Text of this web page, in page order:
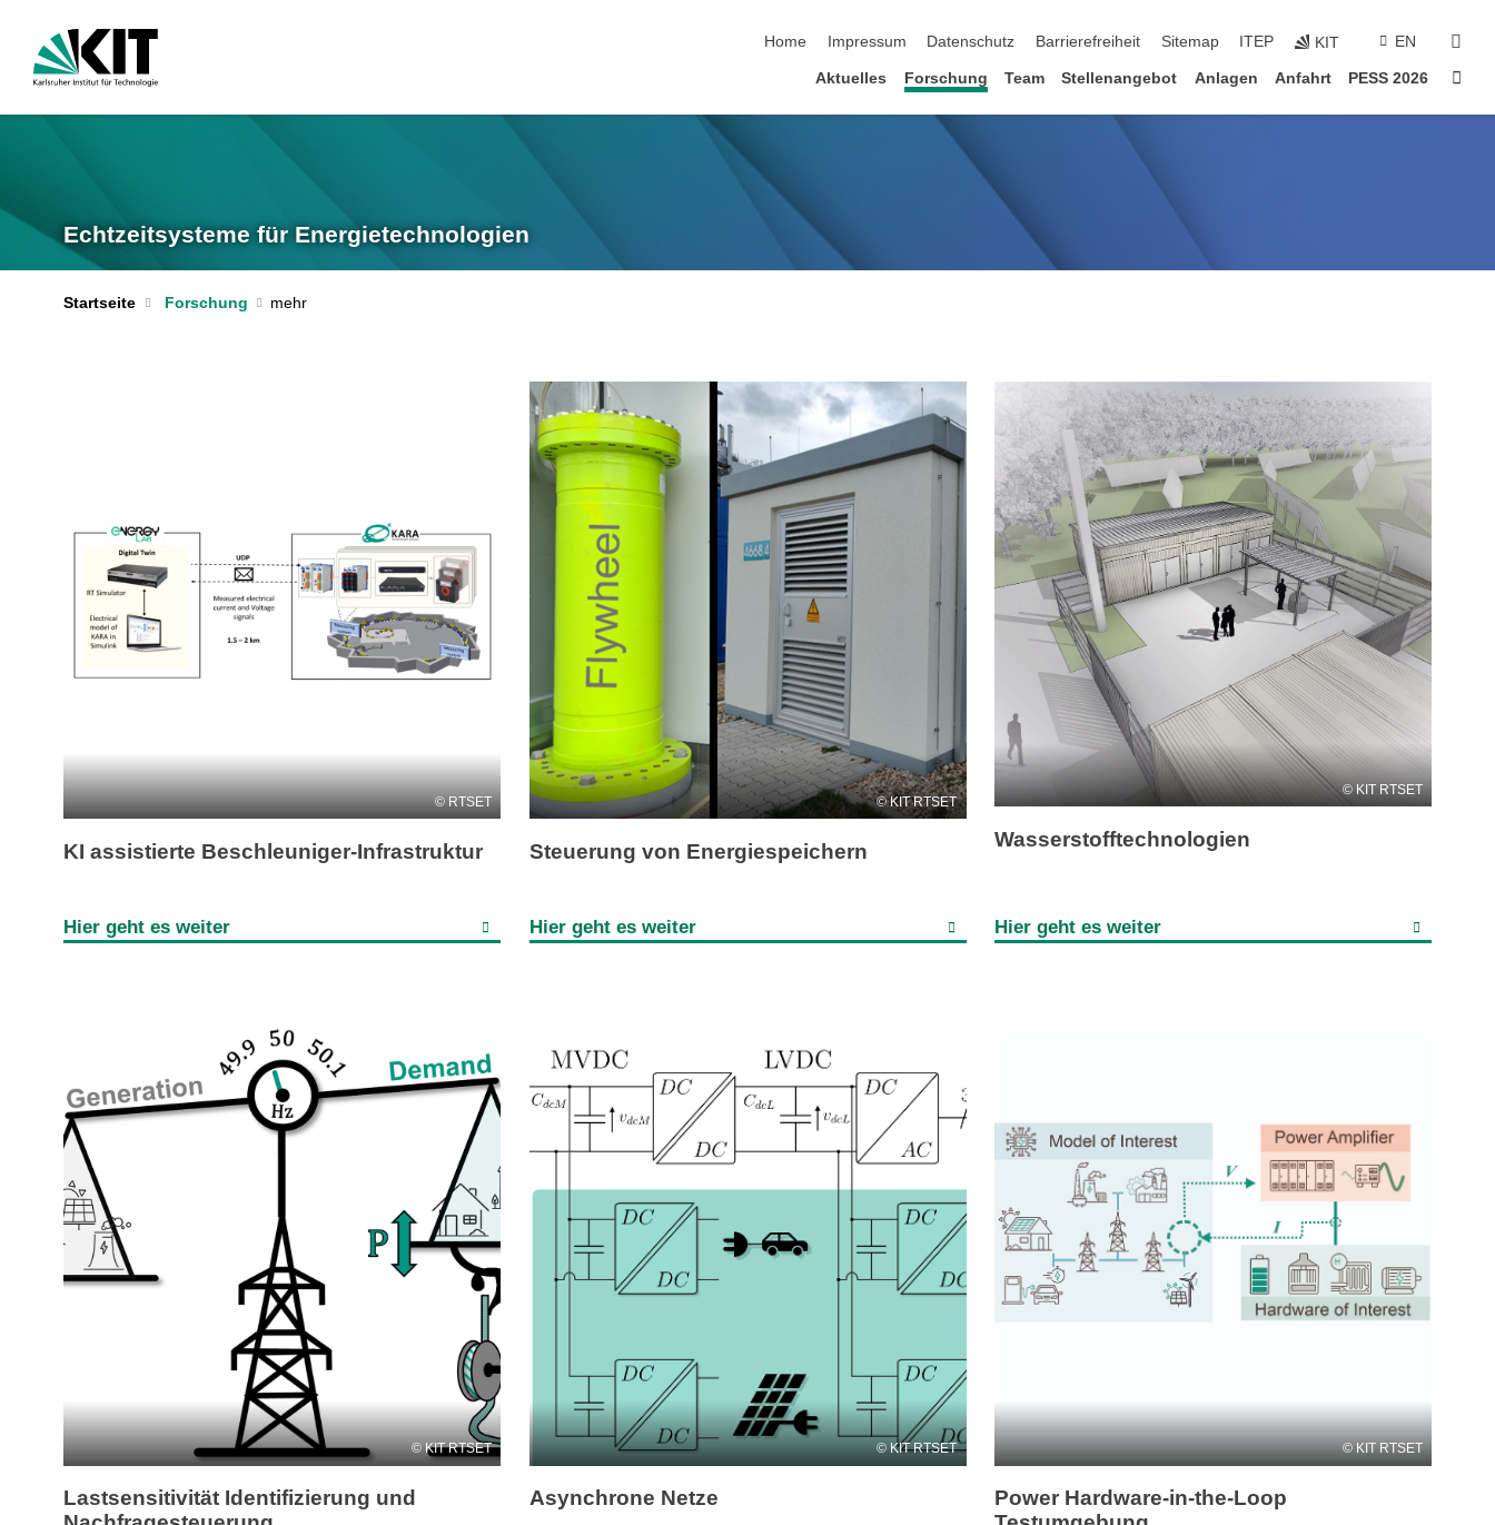
Home
Impressum Datenschutz Barrierefreiheit Sitemap ITEP KIT EN
Aktuelles Forschung Team Stellenangebot Anlagen Anfahrt PESS 2026
Echtzeitsysteme für Energietechnologien
Startseite Forschung
RTSET
KI assistierte Beschleuniger-Infrastruktur
Hier geht es weiter
KIT RTSET
Steuerung von Energiespeichern
Hier geht es weiter
KIT RTSET
Wasserstofftechnologien
Hier geht es weiter
KIT RTSET
Lastsensitivität Identifizierung und
KIT RTSET
Asynchrone Netze
KIT RTSET
Power Hardware-in-the-Loop